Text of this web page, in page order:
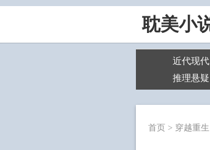
耽美小
近代现代
推理悬疑
首页 > 穿越重生